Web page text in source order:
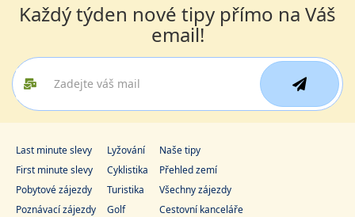
Každý týden nové tipy přímo na Váš
email!
Last minute slevy
First minute slevy
Pobytové zájezdy
Poznávací zájezdy
Lyžování
Cyklistika
Turistika
Golf
Naše tipy
Přehled zemí
Všechny zájezdy
Cestovní kanceláře